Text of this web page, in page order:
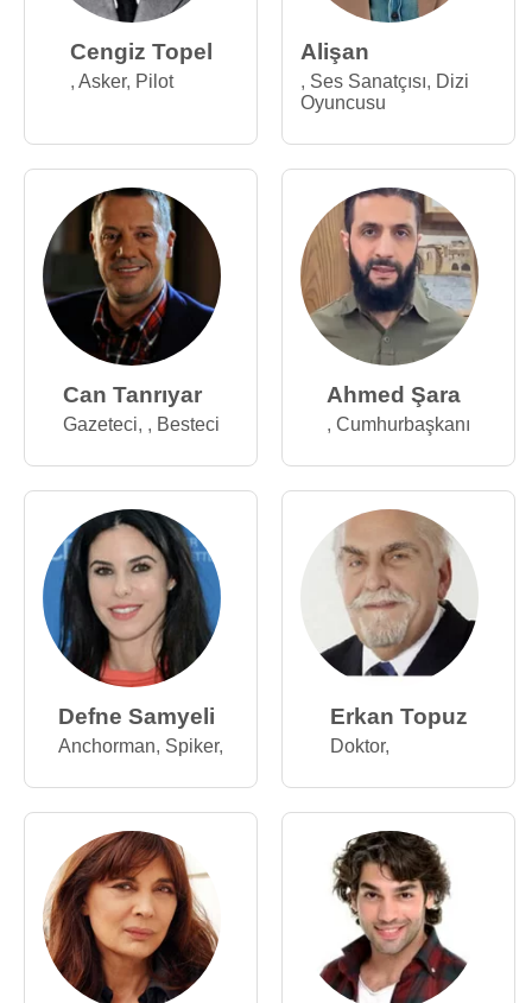
Cengiz Topel
, Asker, Pilot
Alişan
, Ses Sanatçısı, Dizi
Oyuncusu
Can Tanrıyar
Gazeteci, , Besteci
Ahmed Şara
, Cumhurbaşkanı
Defne Samyeli
Anchorman, Spiker,
Erkan Topuz
Doktor,